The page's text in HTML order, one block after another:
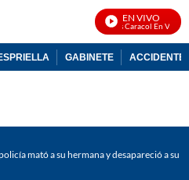
EN VIVO
Noticias Caracol En Vivo
GABINETE ACCIDENTE
mató a su hermana y desapareció a